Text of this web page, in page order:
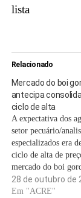
lista
Relacionado
Mercado do boi
antecipa
ciclo de alta
A expectativa dos
setor pecuário/
especializados era
ciclo de alta de
mercado do boi
brasileiro
consolidar a partir
28 de outubro de
Em "ACRE"